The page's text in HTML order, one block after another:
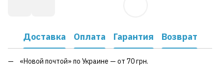
Доставка Оплата Гарантия Возврат
«Новой почтой» по Украине — от 70 грн.